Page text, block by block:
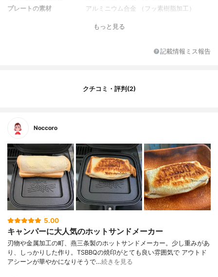
プレートの素材
アルミニウム合金 （フッ素樹脂加工）
ステンレス、フェノール樹脂
もっと見る
記載情報ミス報告
クチコミ・評判(2)
Noccoro
5.00
キャンパーに大人気のホットサンドメーカー
刃物や金属加工の町、燕三条製のホットサンドメーカー。少し重みがあ
り、しっかりした作り。TSBBQの焼印がとても良い雰囲気で アウトド
アシーンが華やかになりそうで…続きを見る